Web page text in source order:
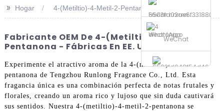
Enviar correo
electrónico
WhatsApp
WeChat
>> Hogar 4-(Metiltio)-4-Metil-2-Pentanona
Fabricante OEM De 4-(metiltio)-4-Metil-2-
Pentanona - Fábricas En EE. UU.
Experimente el atractivo aroma de la 4-(metiltio)-4-metil-2-
pentanona de Tengzhou Runlong Fragrance Co., Ltd. Esta
fragancia única es una combinación perfecta de notas frutales y
florales, creando un aroma rico y lujoso que sin duda cautivará
sus sentidos. Nuestra 4-(metiltio)-4-metil-2-pentanona se